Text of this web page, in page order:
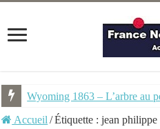
Wyoming 1863 – L’arbre au
Accueil /Étiquette :jean